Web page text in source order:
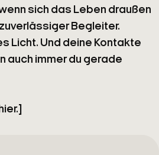
sich das Leben draußen
Begleiter.
Licht. Und deine Kontakte
auch immer du gerade